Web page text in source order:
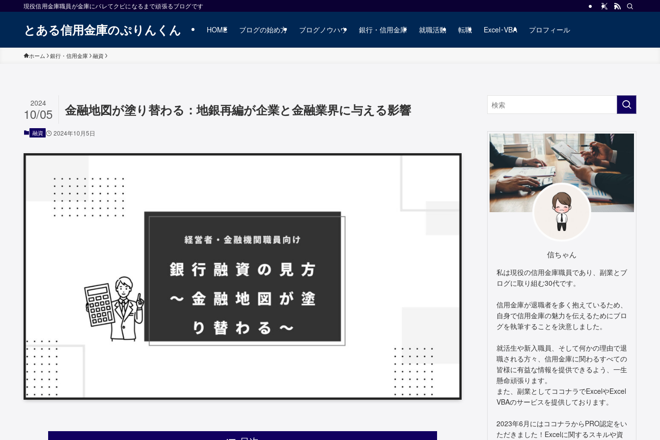
現役信用金庫職員が金庫にバレてクビになるまで頑張るブログです
とある信用金庫のぷりんくん HOME ブログの始め方 ブログノウハウ 銀行・信用金庫 就職活動 転職 Excel･VBA プロフィール
ホーム 銀行・信用金庫 融資
金融地図が塗り替わる：地銀再編が企業と金融業界に与える影響
2024
10/05
融資 2024年10月5日
信ちゃん
私は現役の信用金庫職員であり、副業とブ
ログに取り組む30代です。
信用金庫が退職者を多く抱えているため、
自身で信用金庫の魅力を伝えるためにブロ
グを執筆することを決意しました。
就活生や新入職員、そして何かの理由で退
職される方々、信用金庫に関わるすべての
皆様に有益な情報を提供できるよう、一生
懸命頑張ります。
また、副業としてココナラでExcelやExcel
VBAのサービスを提供しております。
2023年6月にはココナラからPRO認定をい
ただきました！Excelに関するスキルや資